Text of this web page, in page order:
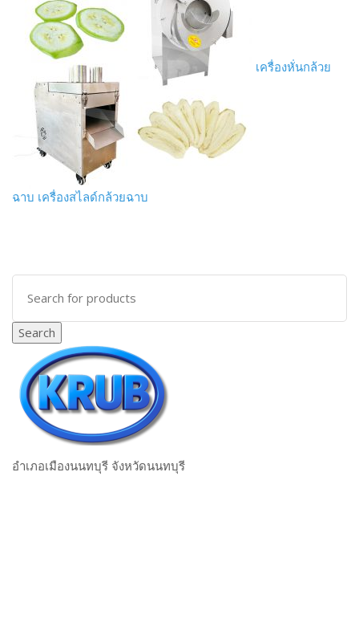
เครื่องหั่นกล้วย
ฉาบ เครื่องสไลด์กล้วยฉาบ
Search for:
Search
อำเภอเมืองนนทบุรี จังหวัดนนทบุรี